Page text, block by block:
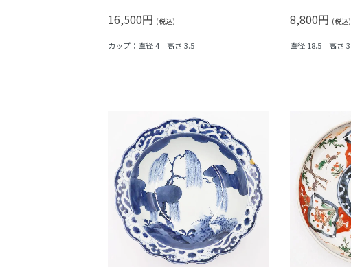
16,500円 (税込)
カップ：直径 4 高さ 3.5
8,800円 (税込)
直径 18.5 高さ 3